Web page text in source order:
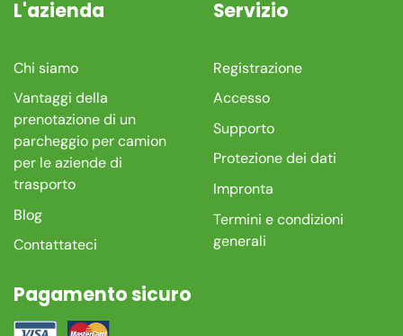
L'azienda
Chi siamo
Vantaggi della
prenotazione di un
parcheggio per camion
per le aziende di
trasporto
Blog
Contattateci
Servizio
Registrazione
Accesso
Supporto
Protezione dei dati
Impronta
Termini e condizioni
generali
Pagamento sicuro